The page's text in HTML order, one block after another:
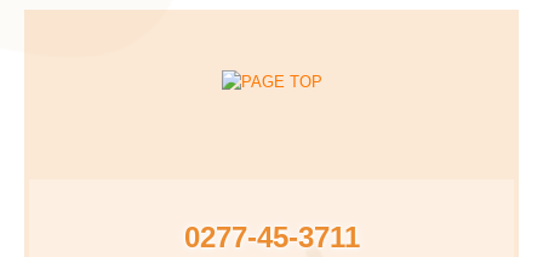
0277-45-3711